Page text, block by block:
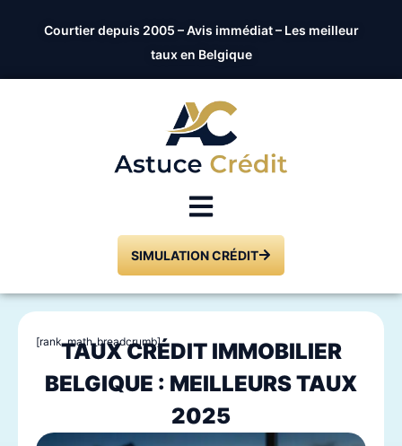
Courtier depuis 2005 – Avis immédiat – Les meilleur
taux en Belgique
SIMULATION CRÉDIT
[rank_math_breadcrumb]
TAUX CRÉDIT IMMOBILIER
BELGIQUE : MEILLEURS TAUX
2025